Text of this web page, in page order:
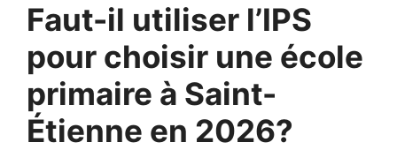
Faut-il utiliser l’IPS
pour choisir une école
primaire à Saint-
Étienne en 2026?